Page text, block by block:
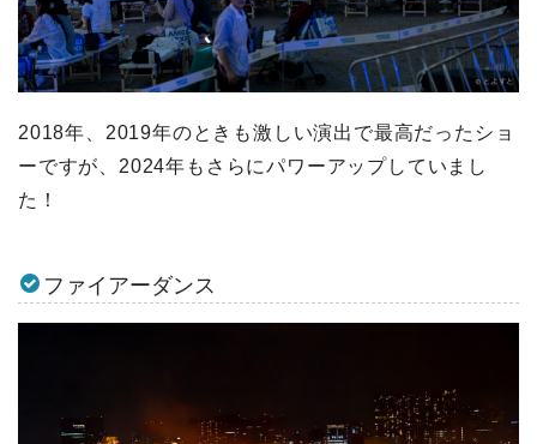
2018年、2019年のときも激しい演出で最高だったショ
ーですが、2024年もさらにパワーアップしていまし
た！
ファイアーダンス